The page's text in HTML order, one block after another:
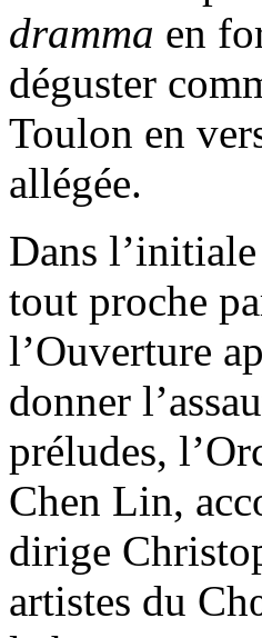
dramma en
déguster
Toulon en
allégée.
Dans
tout proche
l’Ouverture
donner
préludes,
Chen Lin,
dirige
artistes du